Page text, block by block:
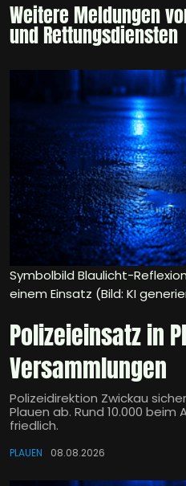
Weitere Meldungen
und Rettungsdiensten
Symbolbild Blaulicht-
einem Einsatz (Bild: KI
Polizeieinsatz in
Versammlungen
Polizeidirektion Zwickau
Plauen ab. Rund 10.000 beim
friedlich.
PLAUEN 08.08.2026